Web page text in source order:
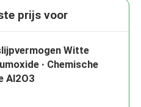
prijs voor
Witte
∙ Chemische
Al2O3